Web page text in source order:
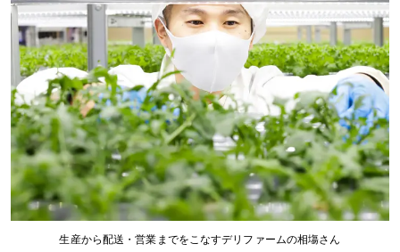
生産から配送・営業までをこなすデリファームの相塲さん